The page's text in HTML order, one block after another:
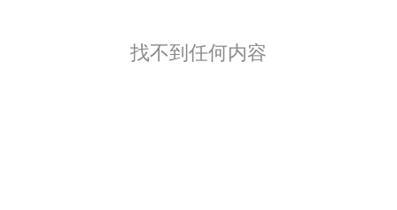
找不到任何内容